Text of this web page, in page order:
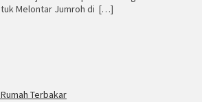
Melontar Jumroh di […]
Terbakar